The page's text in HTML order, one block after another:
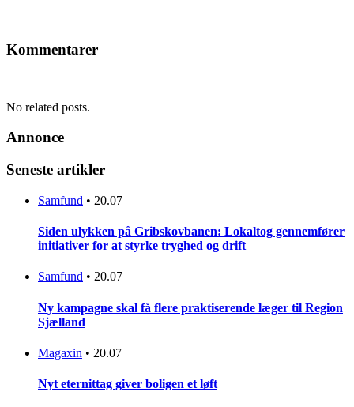
Kommentarer
No related posts.
Annonce
Seneste artikler
Samfund • 20.07
Siden ulykken på Gribskovbanen: Lokaltog gennemfører
initiativer for at styrke tryghed og drift
Samfund • 20.07
Ny kampagne skal få flere praktiserende læger til Region
Sjælland
Magaxin • 20.07
Nyt eternittag giver boligen et løft